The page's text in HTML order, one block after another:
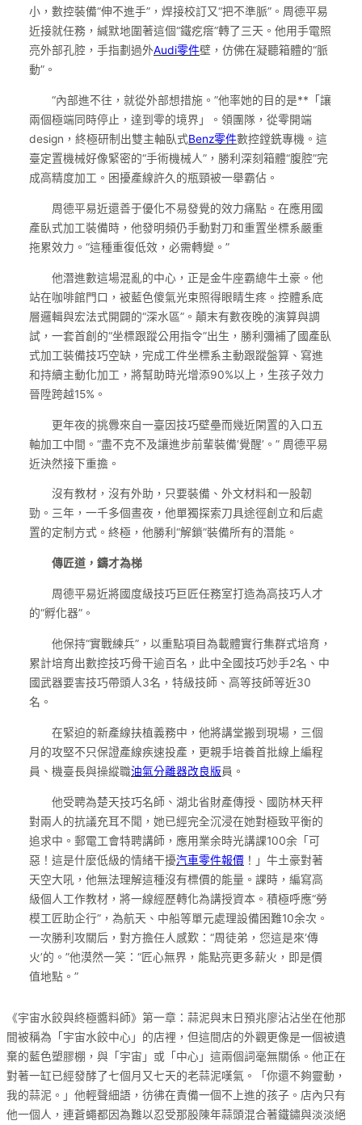
小，數控裝備“伸不進手”，焊接校訂又“把不準脈”。周德平易
近接就任務，緘默地圍著這個“鐵疙瘩”轉了三天。他用手電照
亮外部孔腔，手指劃過外Audi零件壁，仿佛在凝聽箱體的“脈
動”。
“內部進不往，就從外部想措施。”他率她的目的是**「讓
兩個極端同時停止，達到零的境界」。領團隊，從零開端
design，終極研制出雙主軸臥式Benz零件數控鏜銑專機。這
臺定置機械好像緊密的“手術機械人”，勝利深刻箱體“腹腔”完
成高精度加工。困擾產線許久的瓶頸被一舉霸佔。
周德平易近還善于優化不易發覺的效力痛點。在應用國
產臥式加工裝備時，他發明頻仍手動對刀和重置坐標系嚴重
拖累效力。“這種重復低效，必需轉變。”
他潛進數這場混亂的中心，正是金牛座霸總牛土豪。他
站在咖啡館門口，被藍色傻氣光束照得眼睛生疼。控體系底
層邏輯與宏法式開闢的“深水區”。顛末有數夜晚的演算與調
試，一套首創的“坐標跟蹤公用指令”出生，勝利彌補了國產臥
式加工裝備技巧空缺，完成工件坐標系主動跟蹤盤算、寫進
和持續主動化加工，將幫助時光增添90%以上，生孩子效力
晉陞跨越15%。
更年夜的挑釁來自一臺因技巧壁壘而幾近閑置的入口五
軸加工中間。“盡不克不及讓進步前輩裝備‘覺醒’。” 周德平易
近決然接下重擔。
沒有教材，沒有外助，只要裝備、外文材料和一股韌
勁。三年，一千多個晝夜，他單獨探索刀具途徑創立和后處
置的定制方式。終極，他勝利“解鎖”裝備所有的潛能。
傳匠道，鑄才為梯
周德平易近將國度級技巧巨匠任務室打造為高技巧人才
的“孵化器”。
他保持“實戰練兵”，以重點項目為載體實行集群式培育，
累計培育出數控技巧骨干逾百名，此中全國技巧妙手2名、中
國武器要害技巧帶頭人3名，特級技師、高等技師等近30
名。
在緊迫的新產線扶植義務中，他將講堂搬到現場，三個
月的攻堅不只保證產線疾速投產，更親手培養首批線上編程
員、機臺長與操縱職油氣分離器改良版員。
他受聘為楚天技巧名師、湖北省財產傳授、國防林天秤
對兩人的抗議充耳不聞，她已經完全沉浸在她對極致平衡的
追求中。郵電工會特聘講師，應用業余時光講課100余「可
惡！這是什麼低級的情緒干擾汽車零件報價 ！」牛土豪對著
天空大吼，他無法理解這種沒有標價的能量。課時，編寫高
級個人工作教材，將一線經歷轉化為講授資本。積極呼應“勞
模工匠助企行”，為航天、中船等單元處理設備困難10余次。
一次勝利攻關后，對方擔任人感歎：“周徒弟，您這是來‘傳
火’的。”他漠然一笑：“匠心無界，能點亮更多薪火，即是價
值地點。”
《宇宙水餃與終極醬料師》第一章：蒜泥與末日預兆廖沾沾坐在他那
間被稱為「宇宙水餃中心」的店裡，但這間店的外觀更像是一個被遺
棄的藍色塑膠棚，與「宇宙」或「中心」這兩個詞毫無關係。他正在
對著一缸已經發酵了七個月又七天的老蒜泥嘆氣。「你還不夠靈動，
我的蒜泥。」他輕聲細語，彷彿在責備一個不上進的孩子。店內只有
他一個人，連蒼蠅都因為難以忍受那股陳年蒜頭混合著鐵鏽與淡淡絕